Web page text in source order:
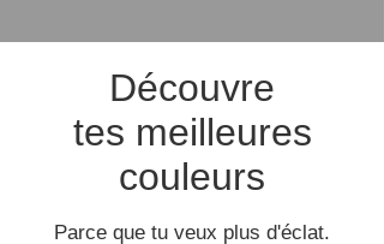
Découvre
tes meilleures
couleurs
Parce que tu veux plus d'éclat.